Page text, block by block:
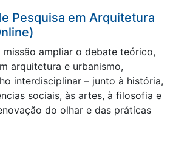
Pesquisa em Arquitetura
ampliar o debate teórico,
arquitetura e urbanismo,
interdisciplinar – junto à história,
sociais, às artes, à filosofia e
do olhar e das práticas